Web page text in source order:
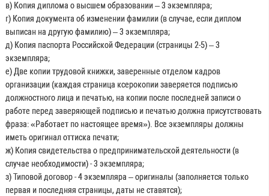
в) Копия диплома о высшем образовании – 3 экземпляра;
г) Копия документа об изменении фамилии (в случае, если диплом
выписан на другую фамилию) – 3 экземпляра;
д) Копия паспорта Российской Федерации (страницы 2-5) – 3
экземпляра;
е) Две копии трудовой книжки, заверенные отделом кадров
организации (каждая страница ксерокопии заверяется подписью
должностного лица и печатью, на копии после последней записи о
работе перед заверяющей подписью и печатью должна присутствовать
фраза: «Работает по настоящее время»). Все экземпляры должны
иметь оригинал оттиска печати;
ж) Копия свидетельства о предпринимательской деятельности (в
случае необходимости) - 3 экземпляра;
з) Типовой договор - 4 экземпляра – оригиналы (заполняется только
первая и последняя страницы, даты не ставятся);